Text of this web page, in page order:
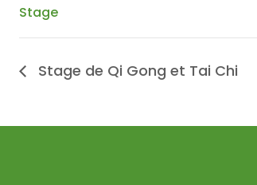
Stage
Stage de Qi Gong et Tai Chi